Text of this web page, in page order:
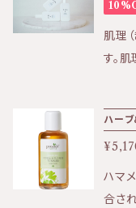
有機)
生す
にお
ん。
ます
ださい。 ★効果:保湿、ニキビ、
みな
キス
ラハ
肌理
す。
アブランド『
て】
日時
追加
ハマ
合さ